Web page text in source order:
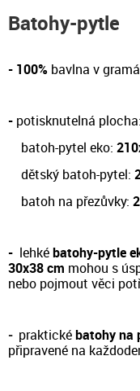
Batohy-pytle
- 100% bavlna v
- potisknutelná plocha:
batoh-pytel eko:
dětský batoh-pytel:
batoh na přezůvky:
- lehkébatohy-pytle
30x38 cm mohou s
nebo pojmout věci
- praktickébatohy na
připravené na